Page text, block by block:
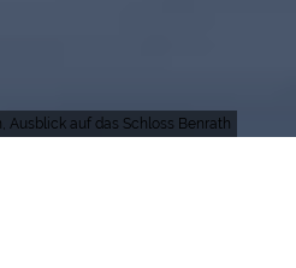
Ausblick auf das Schloss Benrath